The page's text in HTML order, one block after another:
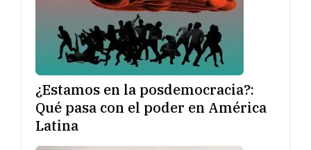
¿Estamos en la posdemocracia?:
Qué pasa con el poder en América
Latina